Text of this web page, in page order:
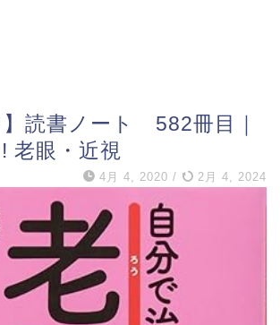
】読書ノート 582冊目｜
老眼・近視
4月 4, 2020 / 2月 4, 2024